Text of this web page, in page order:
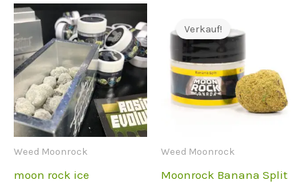
Weed Moonrock
moon rock ice
Verkauf!
Weed Moonrock
Moonrock Banana Split